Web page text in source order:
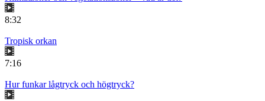
8:32
Tropisk orkan
7:16
Hur funkar lågtryck och högtryck?